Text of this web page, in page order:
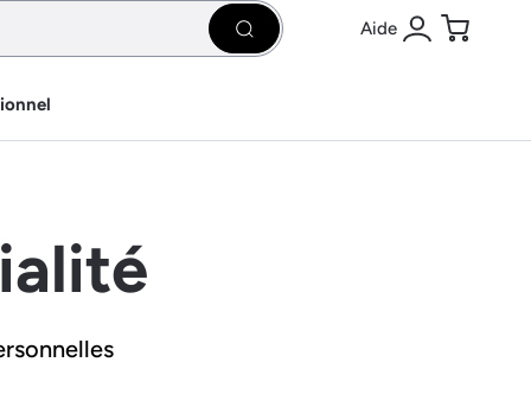
Rechercher Aide
Se connecter
Panier